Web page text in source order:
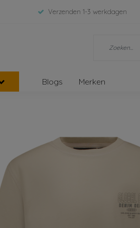
Verzenden 1-3 werkdagen
Blogs Merken